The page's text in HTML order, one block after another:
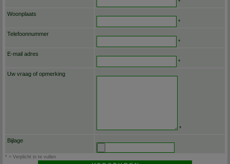
*
Woonplaats
*
Telefoonnummer
*
E-mail adres
*
Uw vraag of opmerking
*
Bijlage
* = Verplicht in te vullen